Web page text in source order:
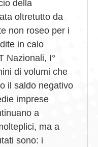
della
oltretutto da
non roseo per i
in calo
Nazionali, I°
di volumi che
il saldo negativo
imprese
a
ma a
sono: i